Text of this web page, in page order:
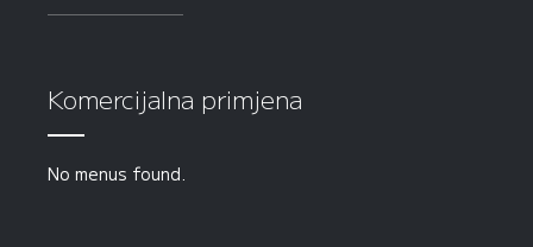
Komercijalna primjena
No menus found.